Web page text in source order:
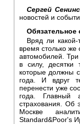
Сергей
новостей и
Обязательное
Вряд ли
время столько же
автомобилей.
в силу, десятки
которые должны
года. И вдруг
перенести уже
года. Главный
страхования. Об
Москве
Standard&Poor's